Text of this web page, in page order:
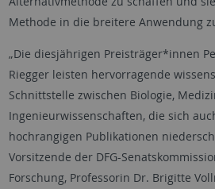
Methode in die breitere Anwendung
„Die diesjährigen Preisträger*innen
Riegger leisten hervorragende
Schnittstelle zwischen Biologie,
Ingenieurwissenschaften, die sich
hochrangigen Publikationen
Vorsitzende der DFG-
Forschung, Professorin Dr. Brigitte